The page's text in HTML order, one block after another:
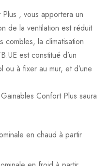
, vous apportera un
de la ventilation est réduit
combles, la climatisation
est constitué d’un
à fixer au mur, et d’une
Confort Plus saura
en chaud à partir